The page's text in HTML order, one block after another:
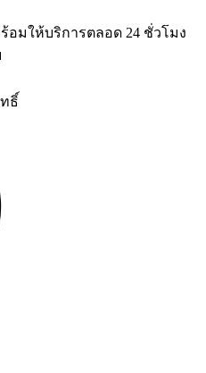
มให้บริการตลอด 24 ชั่วโมง
ธิ์